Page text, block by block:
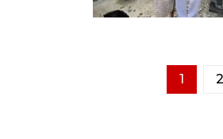
1 2